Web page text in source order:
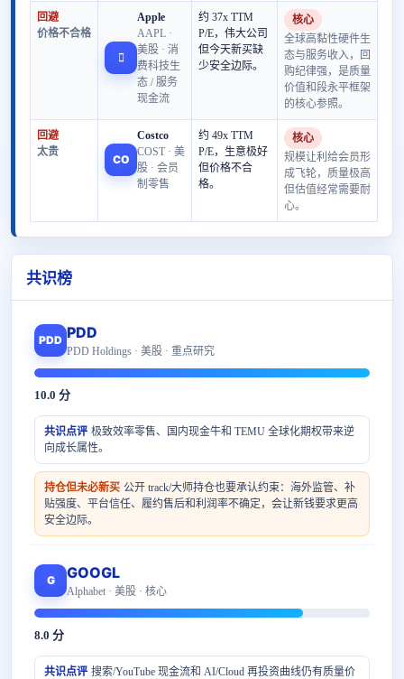
回避
价格不合格

Apple
AAPL ·
美股 · 消
费科技生
态 / 服务
现金流
约 37x TTM
P/E，伟大公司
但今天新买缺
少安全边际。
核心
全球高黏性硬件生
态与服务收入，回
购纪律强，是质量
价值和段永平框架
的核心参照。
回避
太贵
CO
Costco
COST · 美
股 · 会员
制零售
约 49x TTM
P/E，生意极好
但价格不合
格。
核心
规模让利给会员形
成飞轮，质量极高
但估值经常需要耐
心。
共识榜
PDD PDD
PDD Holdings · 美股 · 重点研究
10.0 分
共识点评 极致效率零售、国内现金牛和 TEMU 全球化期权带来逆
向成长属性。
持仓但未必新买 公开 track/大师持仓也要承认约束：海外监管、补
贴强度、平台信任、履约售后和利润率不确定，会让新钱要求更高
安全边际。
G GOOGL
Alphabet · 美股 · 核心
8.0 分
共识点评 搜索/YouTube 现金流和 AI/Cloud 再投资曲线仍有质量价